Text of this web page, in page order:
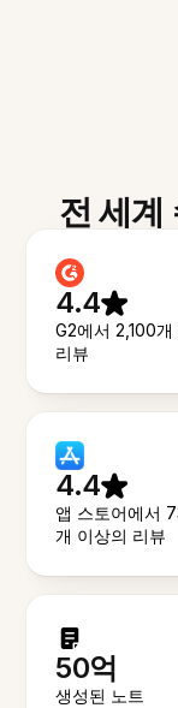
전 세계
4.4
G2에서 2,100개
리뷰
4.4
앱 스토어에서
개 이상의 리뷰
50억
생성된 노트